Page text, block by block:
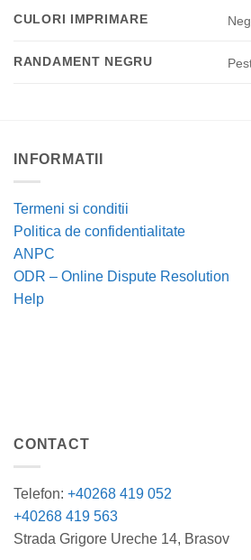
CULORI IMPRIMARE
RANDAMENT NEGRU
INFORMATII
Termeni si conditii
Politica de confidentialitate
ANPC
ODR – Online Dispute Resolution
Help
CONTACT
Telefon: +40268 419 052
+40268 419 563
Strada Grigore Ureche 14, Brasov